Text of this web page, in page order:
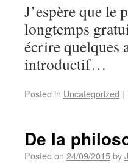
J’espère que le
longtemps
écrire quelques
introductif…
Posted in Uncategorized |
De la
Posted on 24/09/2015by